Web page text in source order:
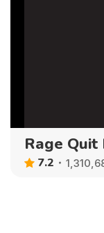
Rage Quit
7.2